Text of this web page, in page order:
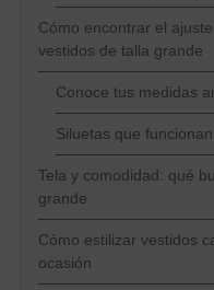
Cómo encontrar el
vestidos de talla grande
Conoce tus medidas
Siluetas que
Tela y comodidad: qué
grande
Cómo estilizar vestidos
ocasión